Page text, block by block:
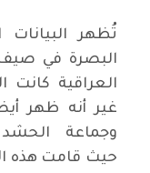
تُظهر
العراقية كانت
غير أنه ظهر
وجماعة
حيث قامت هذه